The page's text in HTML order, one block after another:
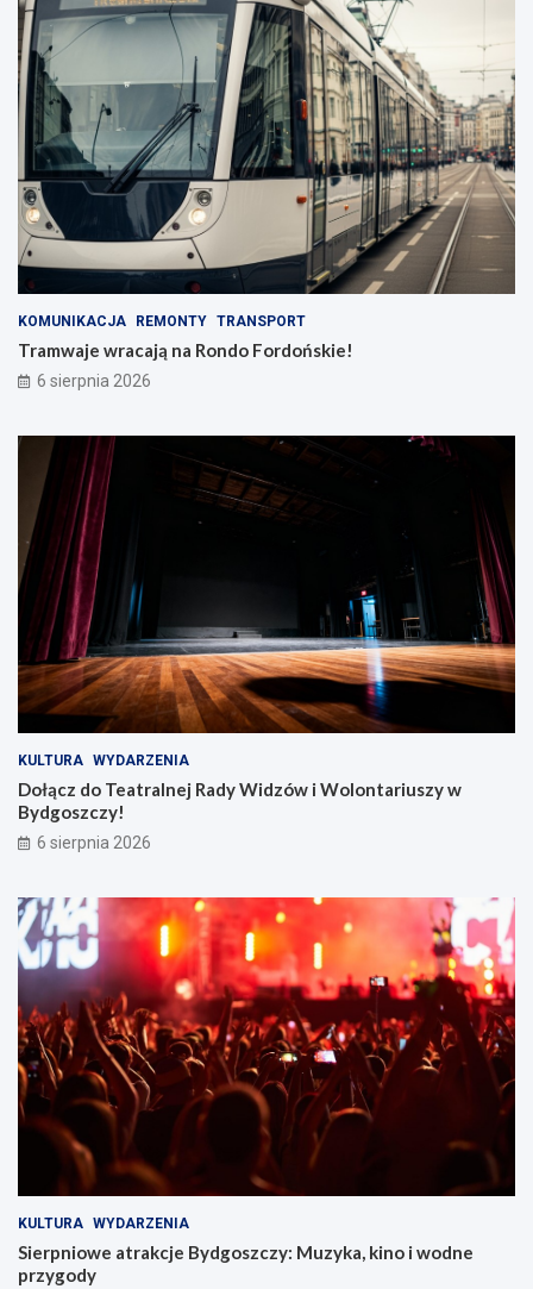
KOMUNIKACJA REMONTY TRANSPORT
Tramwaje wracają na Rondo Fordońskie!
6 sierpnia 2026
KULTURA WYDARZENIA
Dołącz do Teatralnej Rady Widzów i Wolontariuszy w
Bydgoszczy!
6 sierpnia 2026
KULTURA WYDARZENIA
Sierpniowe atrakcje Bydgoszczy: Muzyka, kino i wodne
przygody